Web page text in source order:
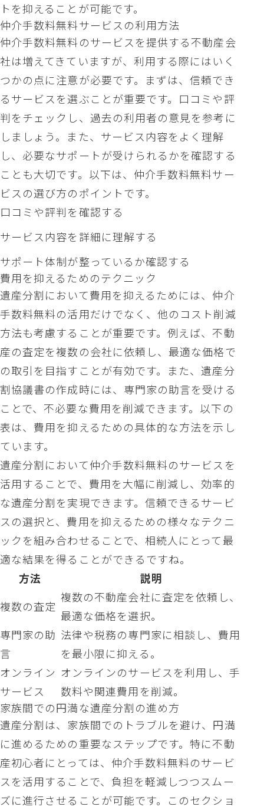
トを抑えることが可能です。
仲介手数料無料サービスの利用方法
仲介手数料無料のサービスを提供する不動産会
社は増えてきていますが、利用する際にはいく
つかの点に注意が必要です。まずは、信頼でき
るサービスを選ぶことが重要です。口コミや評
判をチェックし、過去の利用者の意見を参考に
しましょう。また、サービス内容をよく理解
し、必要なサポートが受けられるかを確認する
ことも大切です。以下は、仲介手数料無料サー
ビスの選び方のポイントです。
口コミや評判を確認する
サービス内容を詳細に理解する
サポート体制が整っているか確認する
費用を抑えるためのテクニック
遺産分割において費用を抑えるためには、仲介
手数料無料の活用だけでなく、他のコスト削減
方法も考慮することが重要です。例えば、不動
産の査定を複数の会社に依頼し、最適な価格で
の取引を目指すことが有効です。また、遺産分
割協議書の作成時には、専門家の助言を受ける
ことで、不必要な費用を削減できます。以下の
表は、費用を抑えるための具体的な方法を示し
ています。
遺産分割において仲介手数料無料のサービスを
活用することで、費用を大幅に削減し、効率的
な遺産分割を実現できます。信頼できるサービ
スの選択と、費用を抑えるための様々なテクニ
ックを組み合わせることで、相続人にとって最
適な結果を得ることができるですね。
方法
説明
複数の査定
複数の不動産会社に査定を依頼し、
最適な価格を選択。
専門家の助
言
法律や税務の専門家に相談し、費用
を最小限に抑える。
オンライン
サービス
オンラインのサービスを利用し、手
数料や関連費用を削減。
家族間での円満な遺産分割の進め方
遺産分割は、家族間でのトラブルを避け、円満
に進めるための重要なステップです。特に不動
産初心者にとっては、仲介手数料無料のサービ
スを活用することで、負担を軽減しつつスムー
ズに進行させることが可能です。このセクショ